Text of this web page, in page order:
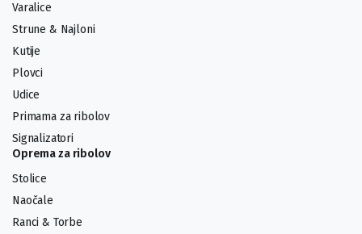
Varalice
Strune & Najloni
Kutije
Plovci
Udice
Primama za ribolov
Signalizatori
Oprema za ribolov
Stolice
Naočale
Ranci & Torbe